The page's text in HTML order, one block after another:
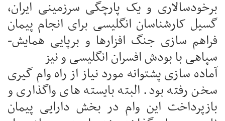
برخودسالاری و یک پارچگی سرزمینی ایران،
گسیل کارشناسان انگلیسی برای انجام پیمان
فراهم سازی جنگ افزارها و برپایی همایش-
سپاهی با بودش افسران انگلیسی و نیز
آماده سازی پشتوانه مورد نیاز از راه وام گیری
سخن رفته بود. البته بایسته های واگذاری و
بازپرداخت این وام در بخش دارایی پیمان